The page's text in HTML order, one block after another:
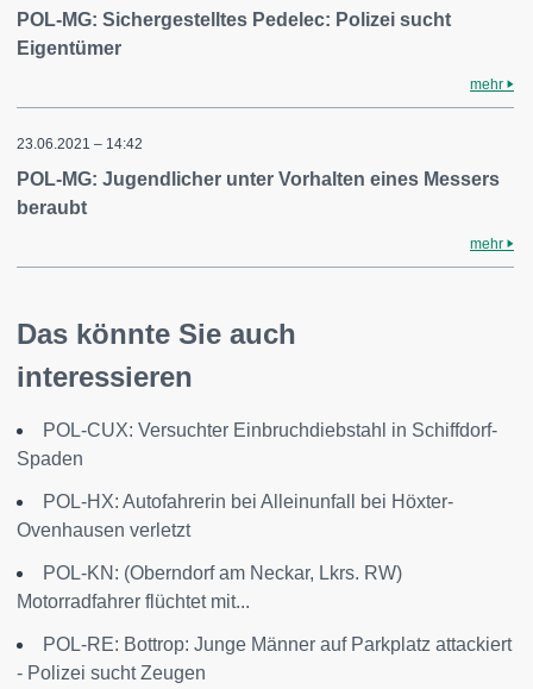
POL-MG: Sichergestelltes Pedelec: Polizei sucht
Eigentümer
mehr
23.06.2021 – 14:42
POL-MG: Jugendlicher unter Vorhalten eines Messers
beraubt
mehr
Das könnte Sie auch
interessieren
POL-CUX: Versuchter Einbruchdiebstahl in Schiffdorf-
Spaden
POL-HX: Autofahrerin bei Alleinunfall bei Höxter-
Ovenhausen verletzt
POL-KN: (Oberndorf am Neckar, Lkrs. RW)
Motorradfahrer flüchtet mit...
POL-RE: Bottrop: Junge Männer auf Parkplatz attackiert
- Polizei sucht Zeugen